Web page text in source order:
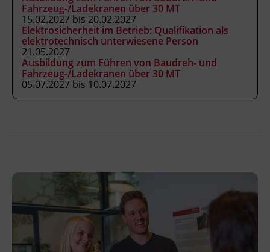
Anhang 3 der Fachkenntnisnachweis-
Verordnung (BGBl. II Nr. 13/2007 in der
geltenden Fassung) als ermächtigte
Ausbildungseinrichtung gemäß § 63
ArbeitnehmerInnenschutzgesetz (BGBl. Nr.
450/1994 in der geltenden Fassung).
Mitzubringen: Taschenrechner
Veranstaltungsort
BFI Tirol Bildungszentrum
Ing.-Etzel-Straße 7
6020 Innsbruck
Fahrzeug-/Ladekranen über 30 MT
15.02.2027 bis 20.02.2027
Elektrosicherheit im Betrieb: Qualifikation als
elektrotechnisch unterwiesene Person
21.05.2027
Ausbildung zum Führen von Baudreh- und
Fahrzeug-/Ladekranen über 30 MT
05.07.2027 bis 10.07.2027